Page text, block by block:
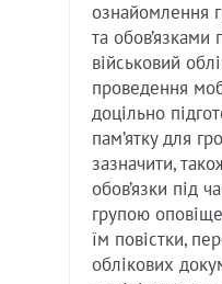
ознайомлення
та обов’язками
військовий
проведення
доцільно
пам’ятку для
зазначити,
обов’язки під
групою
їм повістки,
облікових